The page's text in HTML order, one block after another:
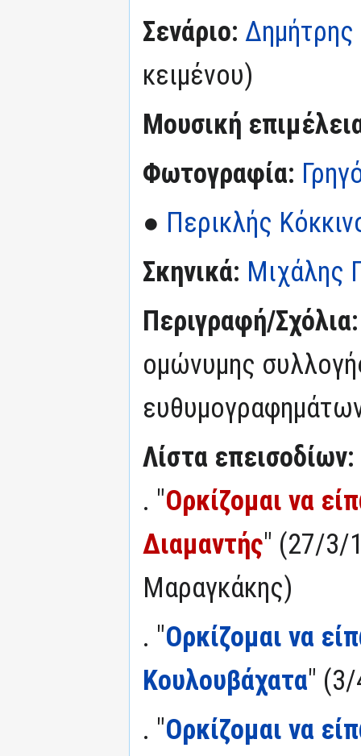
Σενάριο:
κειμένου)
Μουσική
Φωτογραφία:
● Περικλής
Σκηνικά: Μιχάλης
Περιγραφή/
ομώνυμης
Λίστα επεισοδίων:
. "Ορκίζομαι να
Διαμαντής" (27/3/
Μαραγκάκης)
. "Ορκίζομαι να
Κουλουβάχατα"
. "Ορκίζομαι να